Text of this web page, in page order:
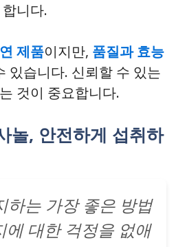
니다.
제품이지만, 품질과 효능
있습니다. 신뢰할 수 있는
것이 중요합니다.
놀, 안전하게 섭취하
하는 가장 좋은 방법
에 대한 걱정을 없애